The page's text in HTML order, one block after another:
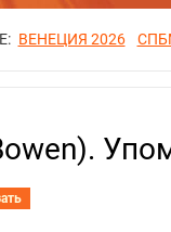
ВЕНЕЦИЯ 2026